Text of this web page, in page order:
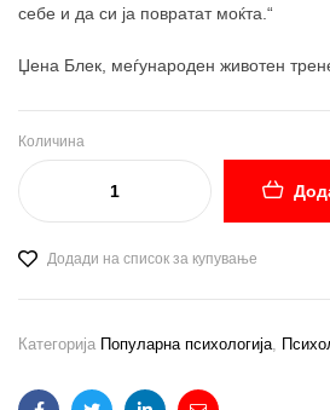
себе и да си ја повратат моќта.“
Џена Блек, меѓународен животен
Количина
Додади на список за купување
Категорија Популарна психологија,